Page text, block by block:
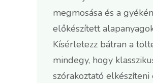
megmosása és a
előkészített
Kísérletezz bátran a
mindegy, hogy
szórakoztató